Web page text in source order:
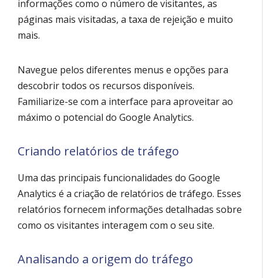
informações como o número de visitantes, as
páginas mais visitadas, a taxa de rejeição e muito
mais.
Navegue pelos diferentes menus e opções para
descobrir todos os recursos disponíveis.
Familiarize-se com a interface para aproveitar ao
máximo o potencial do Google Analytics.
Criando relatórios de tráfego
Uma das principais funcionalidades do Google
Analytics é a criação de relatórios de tráfego. Esses
relatórios fornecem informações detalhadas sobre
como os visitantes interagem com o seu site.
Analisando a origem do tráfego